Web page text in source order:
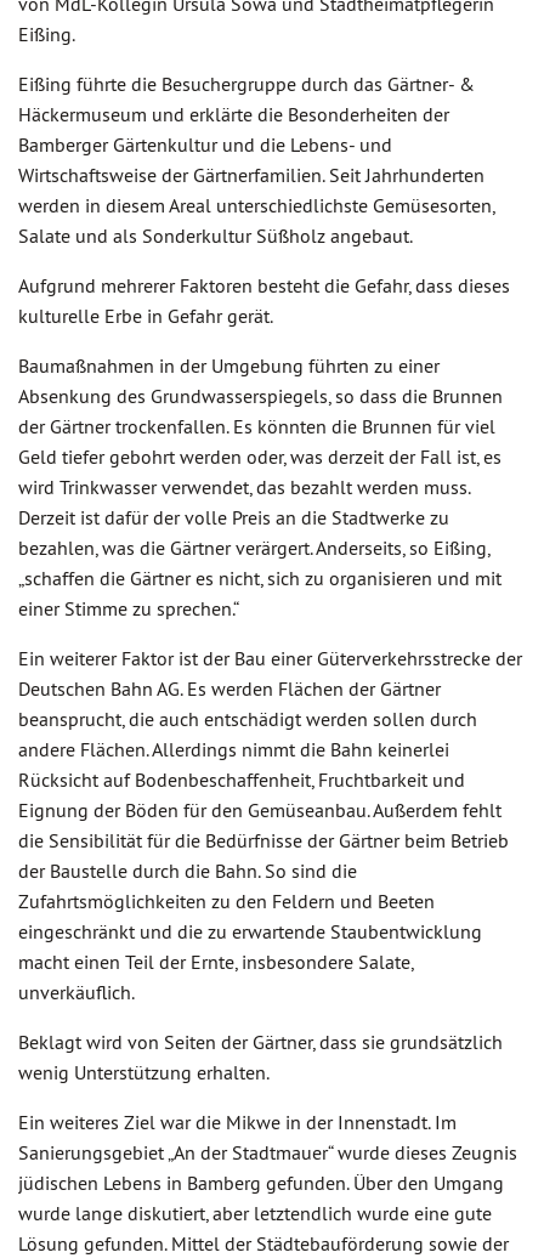
Eißing.
Eißing führte die Besuchergruppe durch das Gärtner- &
Häckermuseum und erklärte die Besonderheiten der
Bamberger Gärtenkultur und die Lebens- und
Wirtschaftsweise der Gärtnerfamilien. Seit Jahrhunderten
werden in diesem Areal unterschiedlichste Gemüsesorten,
Salate und als Sonderkultur Süßholz angebaut.
Aufgrund mehrerer Faktoren besteht die Gefahr, dass dieses
kulturelle Erbe in Gefahr gerät.
Baumaßnahmen in der Umgebung führten zu einer
Absenkung des Grundwasserspiegels, so dass die Brunnen
der Gärtner trockenfallen. Es könnten die Brunnen für viel
Geld tiefer gebohrt werden oder, was derzeit der Fall ist, es
wird Trinkwasser verwendet, das bezahlt werden muss.
Derzeit ist dafür der volle Preis an die Stadtwerke zu
bezahlen, was die Gärtner verärgert. Anderseits, so Eißing,
„schaffen die Gärtner es nicht, sich zu organisieren und mit
einer Stimme zu sprechen.“
Ein weiterer Faktor ist der Bau einer Güterverkehrsstrecke der
Deutschen Bahn AG. Es werden Flächen der Gärtner
beansprucht, die auch entschädigt werden sollen durch
andere Flächen. Allerdings nimmt die Bahn keinerlei
Rücksicht auf Bodenbeschaffenheit, Fruchtbarkeit und
Eignung der Böden für den Gemüseanbau. Außerdem fehlt
die Sensibilität für die Bedürfnisse der Gärtner beim Betrieb
der Baustelle durch die Bahn. So sind die
Zufahrtsmöglichkeiten zu den Feldern und Beeten
eingeschränkt und die zu erwartende Staubentwicklung
macht einen Teil der Ernte, insbesondere Salate,
unverkäuflich.
Beklagt wird von Seiten der Gärtner, dass sie grundsätzlich
wenig Unterstützung erhalten.
Ein weiteres Ziel war die Mikwe in der Innenstadt. Im
Sanierungsgebiet „An der Stadtmauer“ wurde dieses Zeugnis
jüdischen Lebens in Bamberg gefunden. Über den Umgang
wurde lange diskutiert, aber letztendlich wurde eine gute
Lösung gefunden. Mittel der Städtebauförderung sowie der